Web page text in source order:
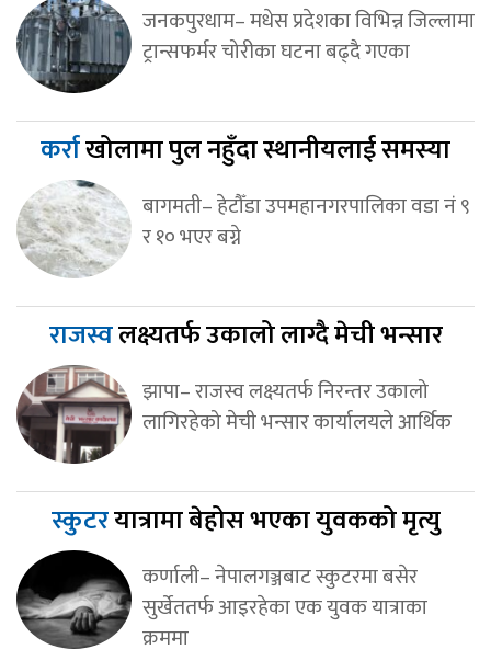
जनकपुरधाम– मधेस प्रदेशका विभिन्न जिल्लामा
ट्रान्सफर्मर चोरीका घटना बढ्दै गएका
कर्राखोलामा पुल नहुँदा स्थानीयलाई समस्या
बागमती– हेटौँडा उपमहानगरपालिका वडा नं ९
र १० भएर बग्ने
राजस्वलक्ष्यतर्फ उकालो लाग्दै मेची भन्सार
झापा– राजस्व लक्ष्यतर्फ निरन्तर उकालो
लागिरहेको मेची भन्सार कार्यालयले आर्थिक
स्कुटरयात्रामा बेहोस भएका युवकको मृत्यु
कर्णाली– नेपालगञ्जबाट स्कुटरमा बसेर
सुर्खेततर्फ आइरहेका एक युवक यात्राका
क्रममा